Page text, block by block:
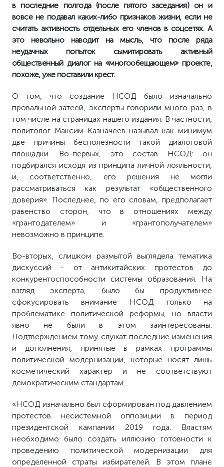
в последние полгода (после пятого заседания) он и
вовсе не подавал каких-либо признаков жизни, если не
считать активность отдельных его членов в соцсетях. А
это невольно наводит на мысль, что после ряда
неудачных попыток сымитировать активный
общественный диалог на «многообещающем» проекте,
похоже, уже поставили крест.
О том, что создание НСОД было изначально
провальной затеей, эксперты говорили много раз, в
том числе на страницах нашего издания. В частности,
политолог Максим Казначеев называл как минимум
две причины бесполезности такой диалоговой
площадки. Во-первых, это состав НСОД: он
подбирался исходя из принципа личной лояльности,
и, соответственно, его решения не могли
рассматриваться как результат «общественного
доверия». Последнее, по его словам, предполагает
равенство сторон, что в отношениях между
«грантодателем» и «грантополучателем»
невозможно в принципе.
Во-вторых, слишком размытой выглядела тематика
дискуссий - от антикитайских протестов до
конкурентоспособности системы образования. На
взгляд эксперта, было бы продуктивнее
сфокусировать внимание НСОД только на
проблематике политической реформы, но власти
явно не были в этом заинтересованы.
Подтверждением тому служат последние изменения
и дополнения, принятые в рамках программы
политической модернизации, которые носят лишь
косметический характер и не соответствуют
демократическим стандартам...
«НСОД изначально был сформирован под давлением
протестов несистемной оппозиции в период
президентской кампании 2019 года. Властям
необходимо было создать иллюзию готовности к
проведению политической модернизации для
определенной страты избирателей. В этом плане